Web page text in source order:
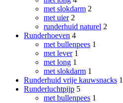
met slokdarm 2
met uier 2
runderhuid naturel 2
Runderhoeven 4
met bullenpees 1
met lever 1
met long 1
met slokdarm 1
Runderhuid vrije kauwsnacks 1
Runderluchtpijp 5
met bullenpees 1